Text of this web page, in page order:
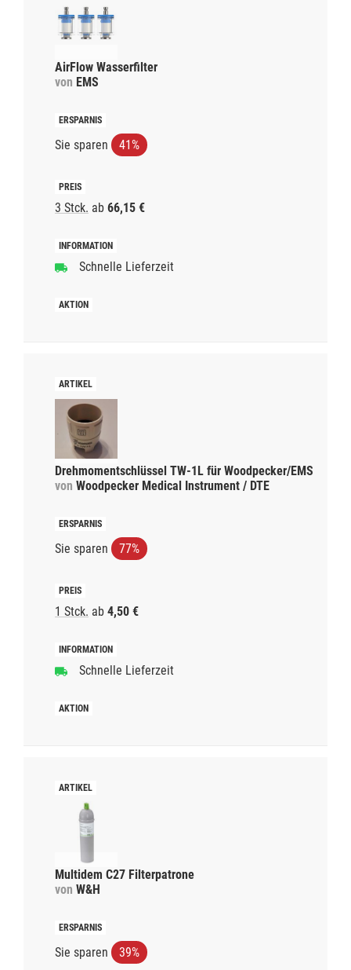
AirFlow Wasserfilter
von EMS
Sie sparen 41%
3 Stck. ab 66,15 €
Schnelle Lieferzeit
Drehmomentschlüssel TW-1L für Woodpecker/EMS
von Woodpecker Medical Instrument / DTE
Sie sparen 77%
1 Stck. ab 4,50 €
Schnelle Lieferzeit
Multidem C27 Filterpatrone
von W&H
Sie sparen 39%